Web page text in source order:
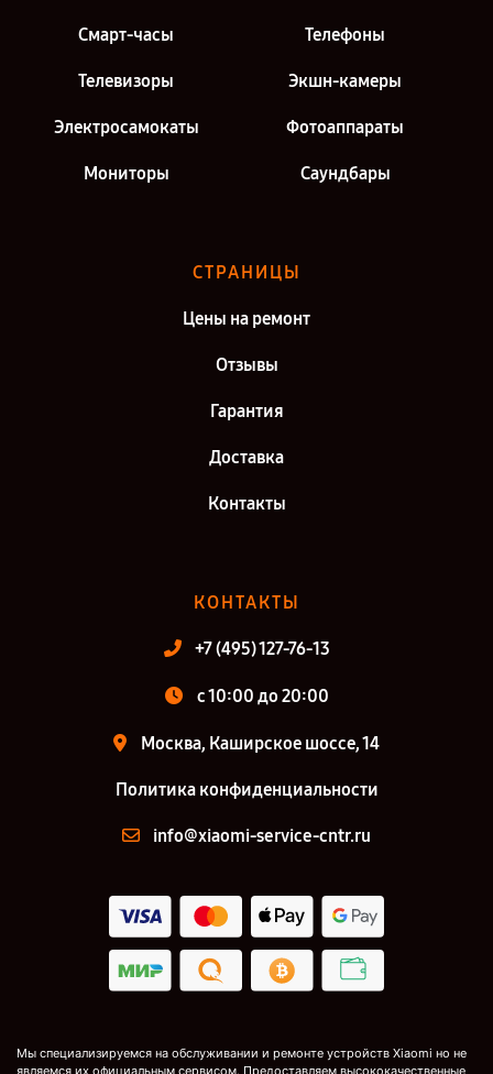
Смарт-часы Телефоны
Телевизоры Экшн-камеры
Электросамокаты Фотоаппараты
Мониторы Саундбары
СТРАНИЦЫ
Цены на ремонт
Отзывы
Гарантия
Доставка
Контакты
КОНТАКТЫ
+7 (495) 127-76-13
с 10:00 до 20:00
Москва, Каширское шоссе, 14
Политика конфиденциальности
info@xiaomi-service-cntr.ru
Мы специализируемся на обслуживании и ремонте устройств Xiaomi но не
являемся их официальным сервисом. Предоставляем высококачественные